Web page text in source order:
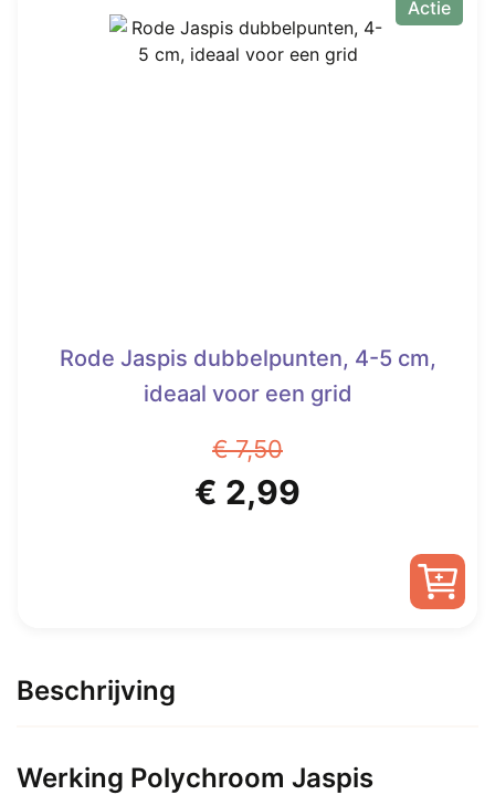
Actie
Rode Jaspis dubbelpunten, 4-5 cm,
ideaal voor een grid
€7,50
Oorspronkelijke
€ 2,99
Beschrijving
Werking Polychroom Jaspis